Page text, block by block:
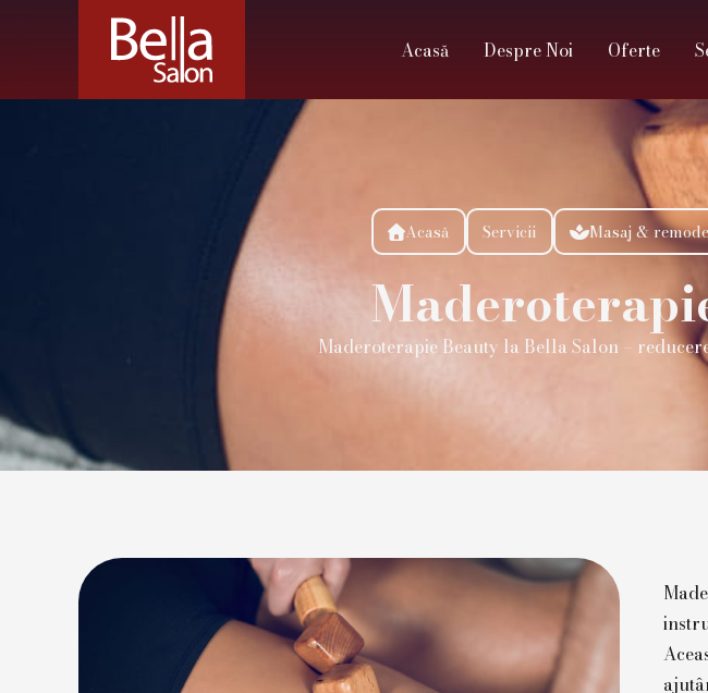
Acasă Despre Noi Oferte
Acasă Servicii Masaj &
Maderoterapie Beauty la Bella Salon –